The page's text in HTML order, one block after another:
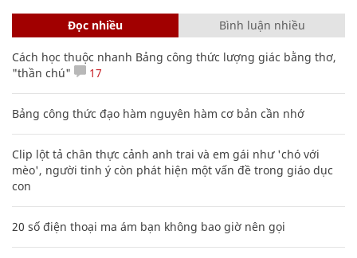
Đọc nhiều Bình luận nhiều
Cách học thuộc nhanh Bảng công thức lượng giác bằng thơ,
"thần chú"
17
Bảng công thức đạo hàm nguyên hàm cơ bản cần nhớ
Clip lột tả chân thực cảnh anh trai và em gái như 'chó với
mèo', người tinh ý còn phát hiện một vấn đề trong giáo dục
con
20 số điện thoại ma ám bạn không bao giờ nên gọi